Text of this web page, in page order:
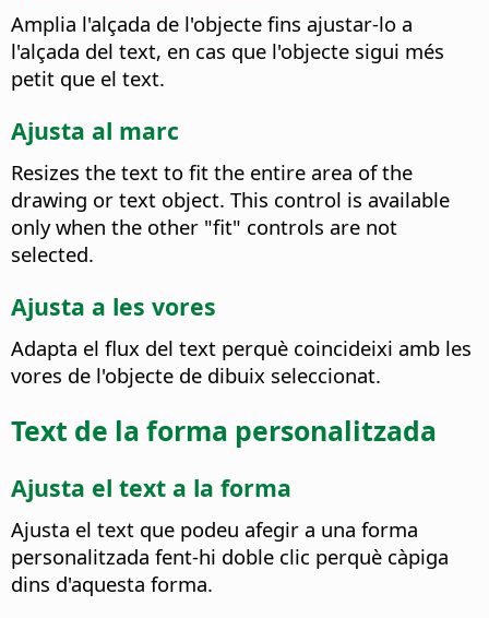
Amplia l'alçada de l'objecte fins ajustar-lo a
l'alçada del text, en cas que l'objecte sigui més
petit que el text.
Ajusta al marc
Resizes the text to fit the entire area of the
drawing or text object. This control is available
only when the other "fit" controls are not
selected.
Ajusta a les vores
Adapta el flux del text perquè coincideixi amb les
vores de l'objecte de dibuix seleccionat.
Text de la forma personalitzada
Ajusta el text a la forma
Ajusta el text que podeu afegir a una forma
personalitzada fent-hi doble clic perquè càpiga
dins d'aquesta forma.